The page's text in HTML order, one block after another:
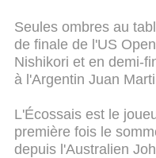
Seules ombres au
de finale de l'US
Nishikori et en demi-
à l'Argentin Juan
L'Écossais est le
première fois le
depuis l'Australien